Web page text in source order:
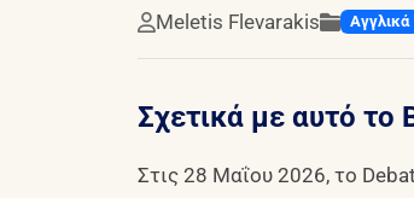
Meletis Flevarakis Αγγλικά
Σχετικά με αυτό το
Στις 28 Μαΐου 2026, το